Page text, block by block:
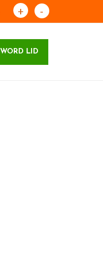
+ -
WORD LID